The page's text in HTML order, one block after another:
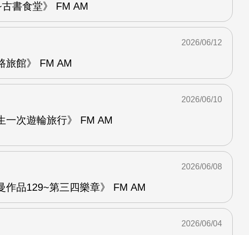
古書食堂》 FM AM
旅館》 FM AM
2026/06/12
一次遊輪旅行》 FM AM
2026/06/10
作品129~第三四樂章》 FM AM
2026/06/08
2026/06/04